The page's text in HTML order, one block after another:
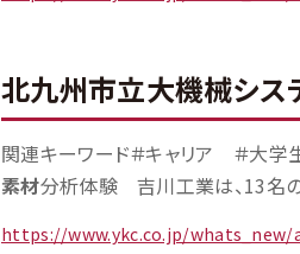
北九州市立大機械シス
関連キーワード＃キャリア ＃大
素材分析体験 吉川工業は、13名
https://www.ykc.co.jp/whats_new/